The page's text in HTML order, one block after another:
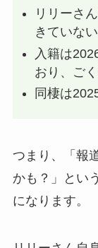
リリーさ
きていな
入籍は
おり、ご
同棲は
つまり、「報
かも？」とい
になります。